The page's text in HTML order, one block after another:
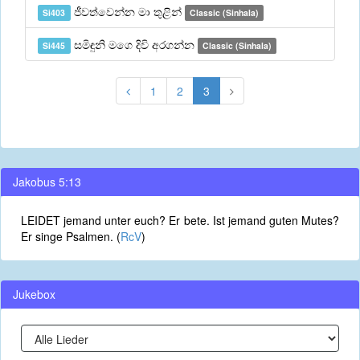
Si403 ජීවත්වෙන්න මා තුළින් Classic (Sinhala)
Si445 සමිඳුනි මගෙ දිවි අරගන්න Classic (Sinhala)
1 2 3
Jakobus 5:13
LEIDET jemand unter euch? Er bete. Ist jemand guten Mutes?
Er singe Psalmen. (RcV)
Jukebox